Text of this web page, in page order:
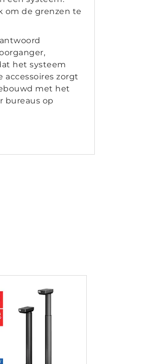
om de grenzen te
het systeem
accessoires zorgt
met het
bureaus op